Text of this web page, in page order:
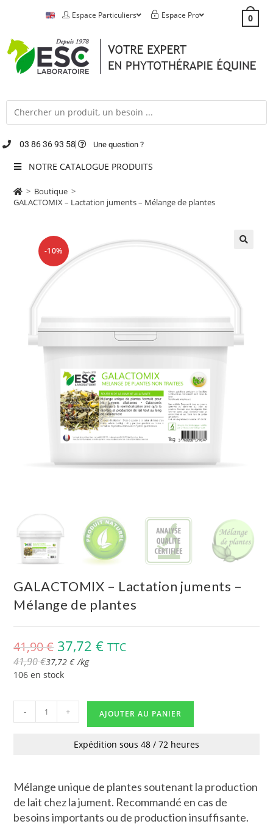
Espace Particuliers Espace Pro 0
03 86 36 93 58 Une question ?
NOTRE CATALOGUE PRODUITS
> Boutique >
GALACTOMIX – Lactation juments – Mélange de plantes
-10%
GALACTOMIX – Lactation juments –
Mélange de plantes
41,90€ 37,72€ TTC
41,90€37,72€ /kg
106 en stock
- + AJOUTER AU PANIER
Expédition sous 48 / 72 heures
Mélange unique de plantes soutenant la production
de lait chez la jument. Recommandé en cas de
besoins importants ou de production insuffisante.